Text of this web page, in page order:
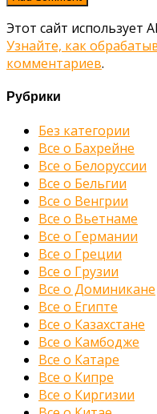
Этот сайт использует
Узнайте, как
комментариев.
Рубрики
Без категории
Все о Бахрейне
Все о Белоруссии
Все о Бельгии
Все о Венгрии
Все о Вьетнаме
Все о Германии
Все о Греции
Все о Грузии
Все о Доминикане
Все о Египте
Все о Казахстане
Все о Камбодже
Все о Катаре
Все о Кипре
Все о Киргизии